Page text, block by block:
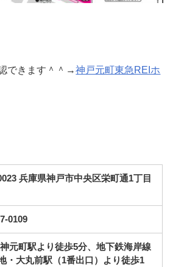
できます＾＾→神戸元町東急REIホ
兵庫県神戸市中央区栄町通1丁目
0109
元町駅より徒歩5分、地下鉄海岸線
・大丸前駅（1番出口）より徒歩1